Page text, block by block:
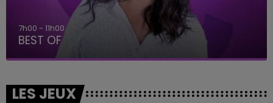
7h00 - 11h00
BEST OF
LES JEUX